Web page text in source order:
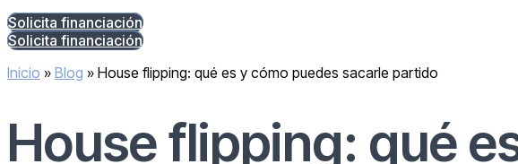
Solicita financiación
Solicita financiación
Inicio » Blog » House flipping: qué es y cómo puedes sacarle partido
House flipping: qué